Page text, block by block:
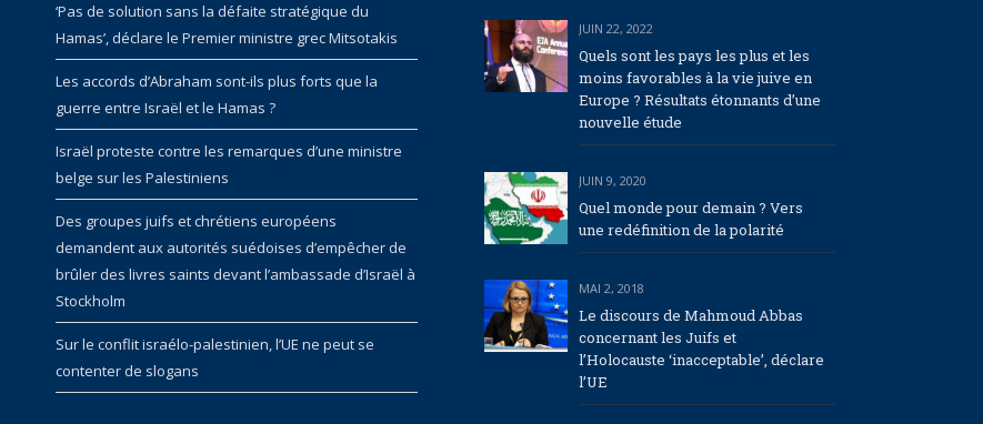
‘Pas de solution sans la défaite stratégique du
Hamas’, déclare le Premier ministre grec Mitsotakis
Les accords d’Abraham sont-ils plus forts que la
guerre entre Israël et le Hamas ?
Israël proteste contre les remarques d’une ministre
belge sur les Palestiniens
Des groupes juifs et chrétiens européens
demandent aux autorités suédoises d’empêcher de
brûler des livres saints devant l’ambassade d’Israël à
Stockholm
Sur le conflit israélo-palestinien, l’UE ne peut se
contenter de slogans
JUIN 22, 2022
Quels sont les pays les plus et les
moins favorables à la vie juive en
Europe ? Résultats étonnants d’une
nouvelle étude
JUIN 9, 2020
Quel monde pour demain ? Vers
une redéfinition de la polarité
MAI 2, 2018
Le discours de Mahmoud Abbas
concernant les Juifs et
l’Holocauste ‘inacceptable’, déclare
l’UE